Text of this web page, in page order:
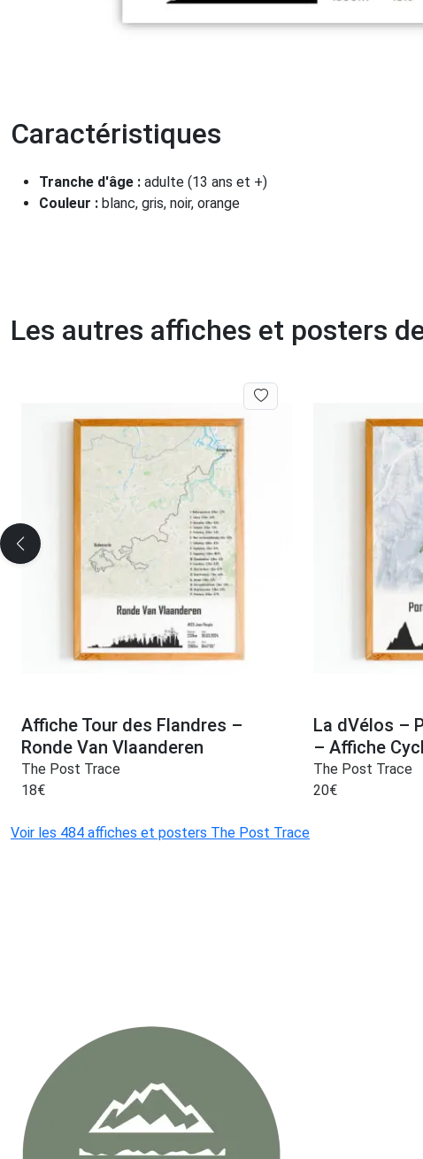
Caractéristiques
Tranche d'âge : adulte (13 ans et +)
Couleur : blanc, gris, noir, orange
Les autres affiches et posters
Affiche Tour des Flandres –
Ronde Van Vlaanderen
The Post Trace
18€
La dVélos –
– Affiche
The Post Trace
20€
Voir les 484 affiches et posters The Post Trace